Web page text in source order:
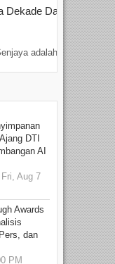
Dalam
adalah...
DTI
AI
Aug 7
Awards
dan
PM